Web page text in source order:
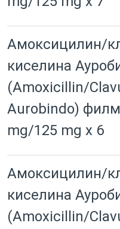
Амоксицилин/
киселина
(Amoxicillin/
Aurobindo)
mg/125 mg x 6
Амоксицилин/
киселина
(Amoxicillin/